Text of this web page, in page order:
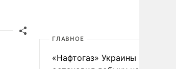
ГЛАВНОЕ
«Нафтогаз» Украины